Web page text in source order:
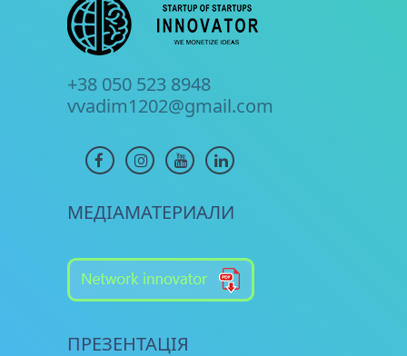
+38 050 523 8948
vvadim1202@gmail.com
МЕДІАМАТЕРИАЛИ
ПРЕЗЕНТАЦІЯ